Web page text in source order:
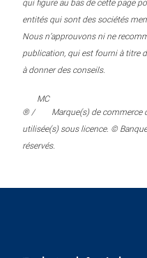
qui figure au bas de cette page
entités qui sont des sociétés
Nous n’approuvons ni ne
publication, qui est fourni à titre
à donner des conseils.
® /
MC
Marque(s) de commerce
utilisée(s) sous licence. ©
réservés.